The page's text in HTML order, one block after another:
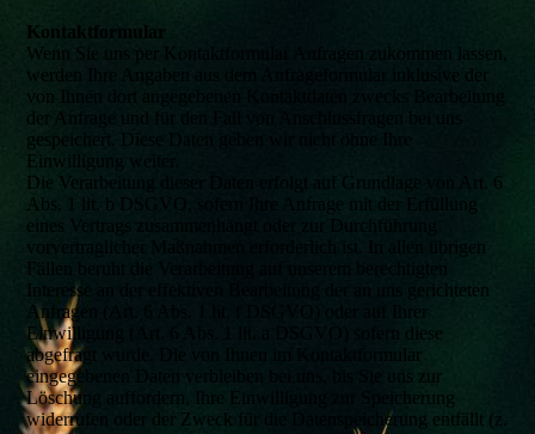
Kontaktformular
Wenn Sie uns per Kontaktformular Anfragen zukommen lassen,
werden Ihre Angaben aus dem Anfrageformular inklusive der
von Ihnen dort angegebenen Kontaktdaten zwecks Bearbeitung
der Anfrage und für den Fall von Anschlussfragen bei uns
gespeichert. Diese Daten geben wir nicht ohne Ihre
Einwilligung weiter.
Die Verarbeitung dieser Daten erfolgt auf Grundlage von Art. 6
Abs. 1 lit. b DSGVO, sofern Ihre Anfrage mit der Erfüllung
eines Vertrags zusammenhängt oder zur Durchführung
vorvertraglicher Maßnahmen erforderlich ist. In allen übrigen
Interesse an der effektiven Bearbeitung der an uns gerichteten
Anfragen (Art. 6 Abs. 1 lit. f DSGVO) oder auf Ihrer
Einwilligung (Art. 6 Abs. 1 lit. a DSGVO) sofern diese
abgefragt wurde. Die von Ihnen im Kontaktformular
eingegebenen Daten verbleiben bei uns, bis Sie uns zur
Löschung auffordern, Ihre Einwilligung zur Speicherung
widerrufen oder der Zweck für die Datenspeicherung entfällt (z.